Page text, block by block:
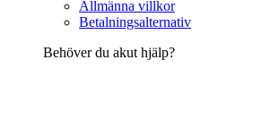
Allmänna villkor
Betalningsalternativ
Behöver du akut hjälp?